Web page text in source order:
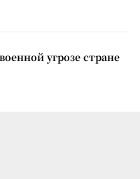
угрозе стране